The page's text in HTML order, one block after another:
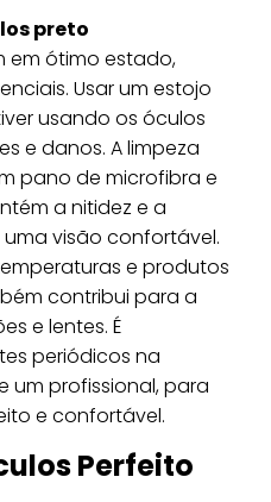
preto
em ótimo estado,
Usar um estojo
usando os óculos
e danos. A limpeza
pano de microfibra e
a nitidez e a
visão confortável.
e produtos
contribui para a
e lentes. É
periódicos na
profissional, para
e confortável.
Perfeito